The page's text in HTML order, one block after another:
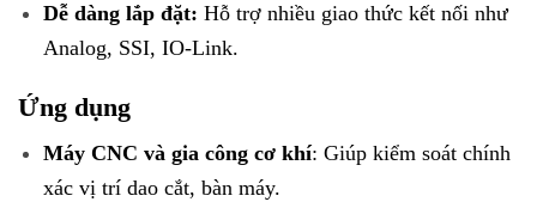
Dễ dàng lắp đặt: Hỗ trợ nhiều giao thức kết nối như
Analog, SSI, IO-Link.
Ứng dụng
Máy CNC và gia công cơ khí: Giúp kiểm soát chính
xác vị trí dao cắt, bàn máy.